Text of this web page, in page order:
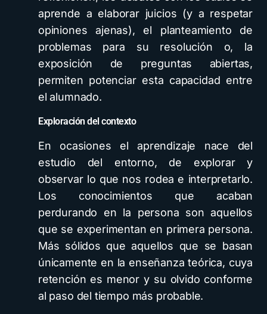
aprende a elaborar juicios (y a respetar
opiniones ajenas), el planteamiento de
problemas para su resolución o, la
exposición de preguntas abiertas,
permiten potenciar esta capacidad entre
el alumnado.
Exploración del contexto
En ocasiones el aprendizaje nace del
estudio del entorno, de explorar y
observar lo que nos rodea e interpretarlo.
Los conocimientos que acaban
perdurando en la persona son aquellos
que se experimentan en primera persona.
Más sólidos que aquellos que se basan
únicamente en la enseñanza teórica, cuya
retención es menor y su olvido conforme
al paso del tiempo más probable.